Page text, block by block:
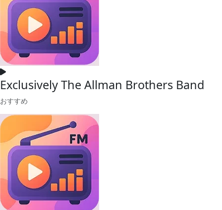
Exclusively The Allman Brothers Band
おすすめ